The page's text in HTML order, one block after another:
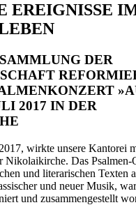
EREIGNISSE
DER
2017 IN DER
wirkte unsere Kantorei
Nikolaikirche. Das
und literarischen Texten
und neuer Musik,
und zusammengestellt